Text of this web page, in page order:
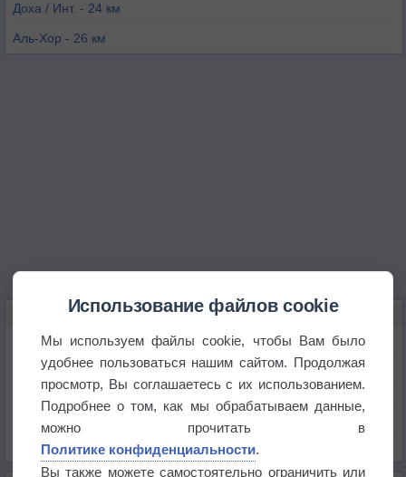
Доха / Инт. - 24 км
Аль-Хор - 26 км
КАРТЫ ПОГОДЫ В УММ-САЛАЛЕ
Температура
Давление
Осадки
Список всех карт
Использование файлов cookie
Мы используем файлы cookie, чтобы Вам было
удобнее пользоваться нашим сайтом. Продолжая
просмотр, Вы соглашаетесь с их использованием.
Подробнее о том, как мы обрабатываем данные,
можно прочитать в
Политике конфиденциальности.
Вы также можете самостоятельно ограничить или